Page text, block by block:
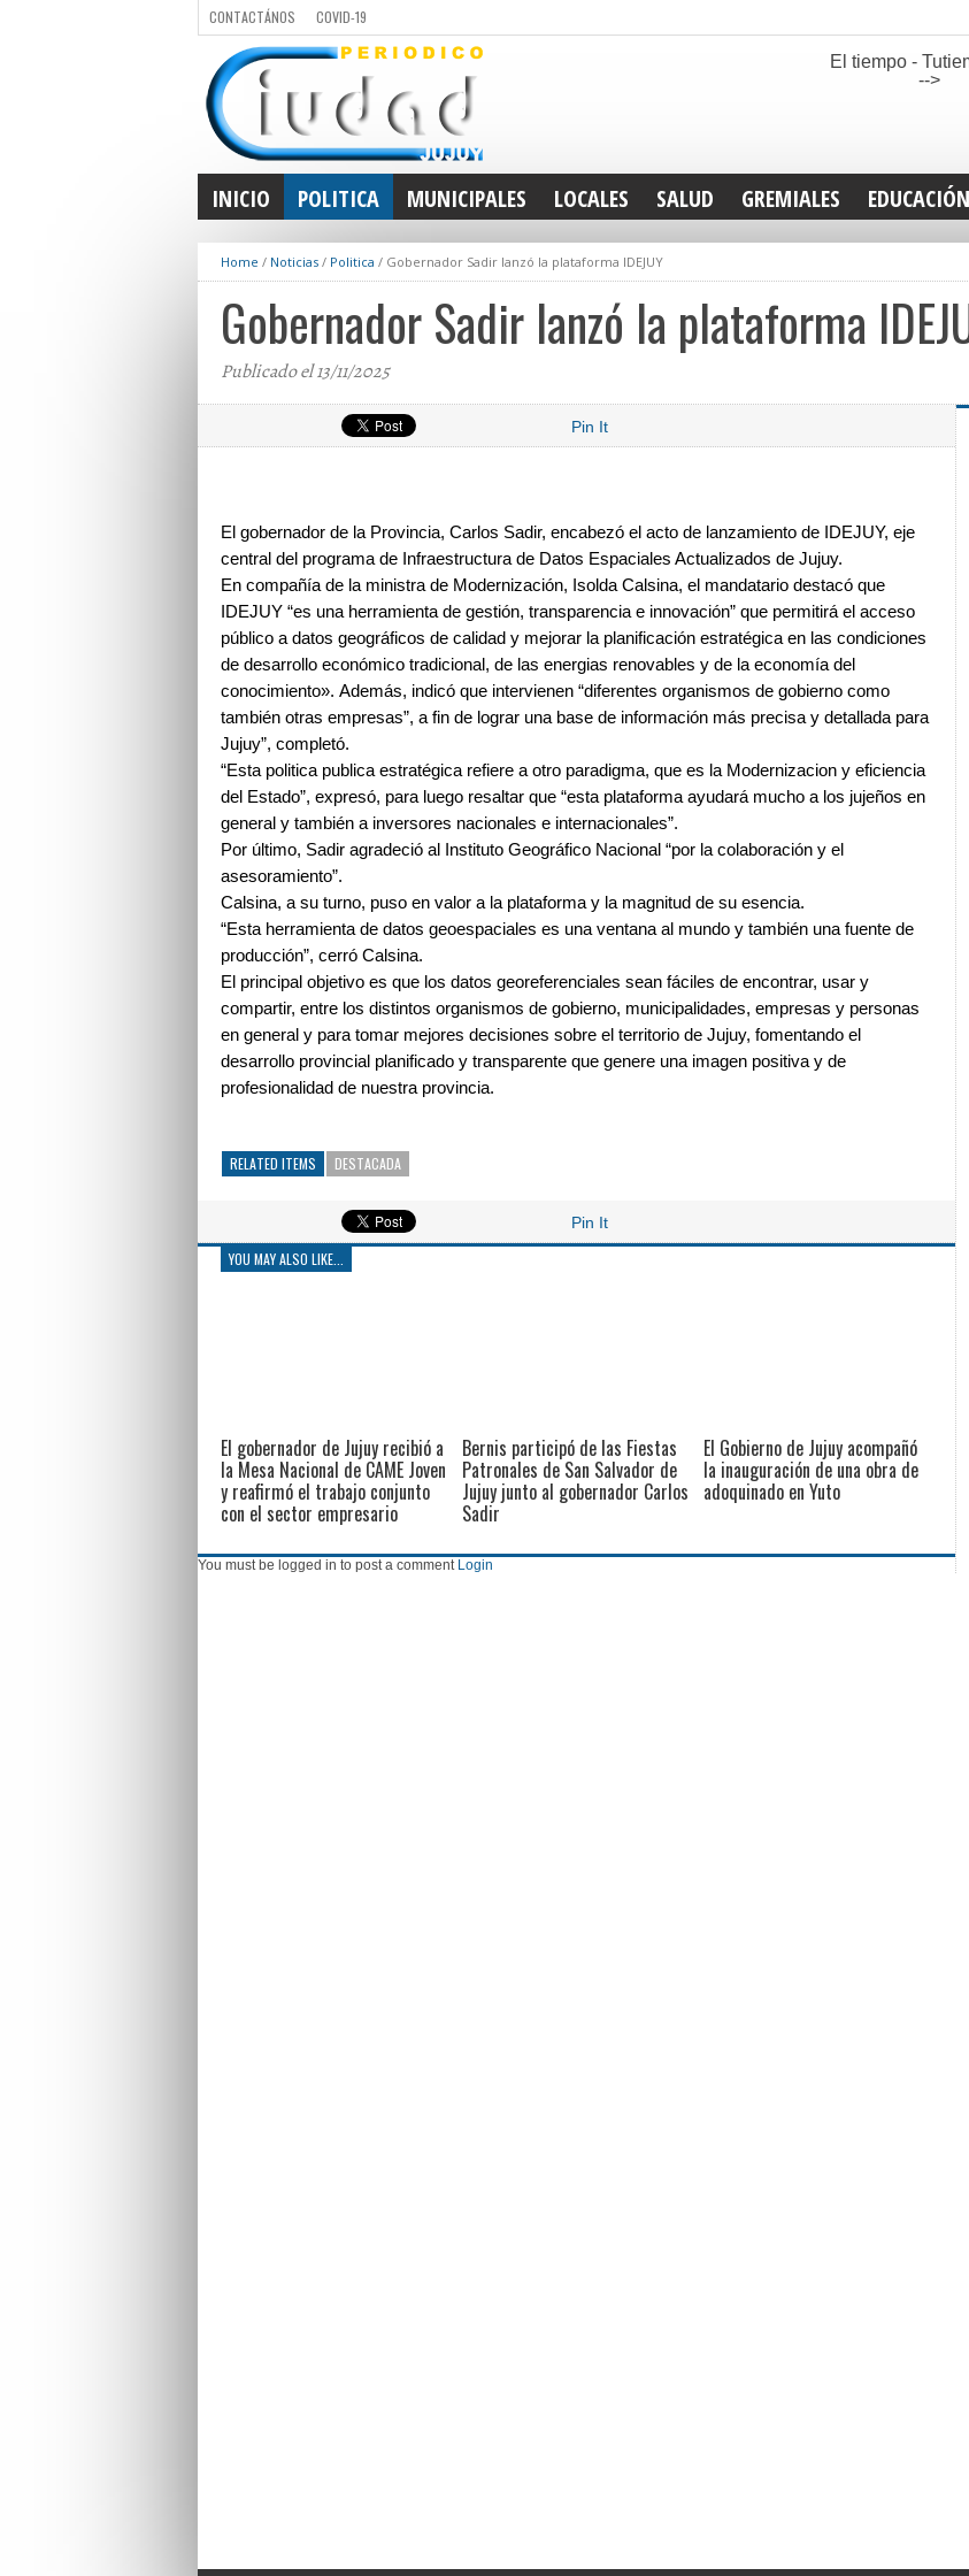
CONTACTÁNOS COVID-19
El tiempo -
-->
INICIO POLITICA MUNICIPALES LOCALES SALUD GREMIALES EDUCACIÓN
Home / Noticias / Politica / Gobernador Sadir lanzó la plataforma IDEJUY
Gobernador Sadir lanzó la plataforma
Publicado el 13/11/2025
Pin It
El gobernador de la Provincia, Carlos Sadir, encabezó el acto de lanzamiento de IDEJUY, eje
central del programa de Infraestructura de Datos Espaciales Actualizados de Jujuy.
En compañía de la ministra de Modernización, Isolda Calsina, el mandatario destacó que
IDEJUY “es una herramienta de gestión, transparencia e innovación” que permitirá el acceso
público a datos geográficos de calidad y mejorar la planificación estratégica en las condiciones
de desarrollo económico tradicional, de las energias renovables y de la economía del
conocimiento». Además, indicó que intervienen “diferentes organismos de gobierno como
también otras empresas”, a fin de lograr una base de información más precisa y detallada para
Jujuy”, completó.
“Esta politica publica estratégica refiere a otro paradigma, que es la Modernizacion y eficiencia
del Estado”, expresó, para luego resaltar que “esta plataforma ayudará mucho a los jujeños en
general y también a inversores nacionales e internacionales”.
Por último, Sadir agradeció al Instituto Geográfico Nacional “por la colaboración y el
asesoramiento”.
Calsina, a su turno, puso en valor a la plataforma y la magnitud de su esencia.
“Esta herramienta de datos geoespaciales es una ventana al mundo y también una fuente de
producción”, cerró Calsina.
El principal objetivo es que los datos georeferenciales sean fáciles de encontrar, usar y
compartir, entre los distintos organismos de gobierno, municipalidades, empresas y personas
en general y para tomar mejores decisiones sobre el territorio de Jujuy, fomentando el
desarrollo provincial planificado y transparente que genere una imagen positiva y de
profesionalidad de nuestra provincia.
RELATED ITEMS DESTACADA
Pin It
YOU MAY ALSO LIKE...
El gobernador de Jujuy recibió a
la Mesa Nacional de CAME Joven
y reafirmó el trabajo conjunto
con el sector empresario
Bernis participó de las Fiestas
Patronales de San Salvador de
Jujuy junto al gobernador Carlos
Sadir
El Gobierno de Jujuy acompañó
la inauguración de una obra de
adoquinado en Yuto
You must be logged in to post a comment Login